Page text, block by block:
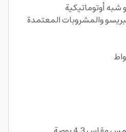
شبه أوتوماتيكية
والمشروبات المعتمدة